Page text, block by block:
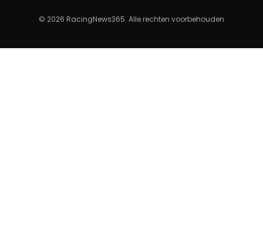
© 2026 RacingNews365. Alle rechten voorbehouden